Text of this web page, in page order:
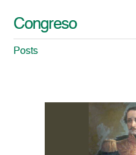
Congreso
Posts